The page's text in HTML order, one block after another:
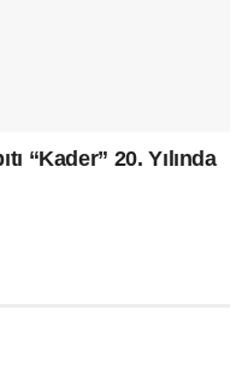
“Kader” 20. Yılında